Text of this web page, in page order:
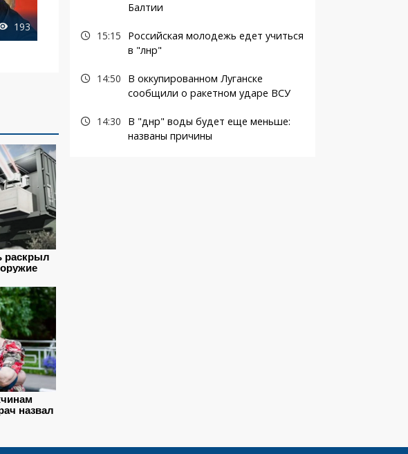
193
Балтии
15:15
Российская молодежь едет учиться
в "лнр"
14:50
В оккупированном Луганске
сообщили о ракетном ударе ВСУ
14:30
В "днр" воды будет еще меньше:
названы причины